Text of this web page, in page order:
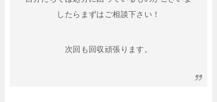
したらまずはご相談下さい！
次回も回収頑張ります。